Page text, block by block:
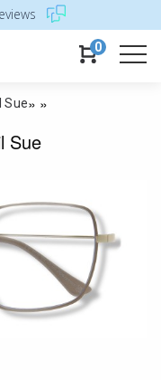
0
» »
Sue
Sue